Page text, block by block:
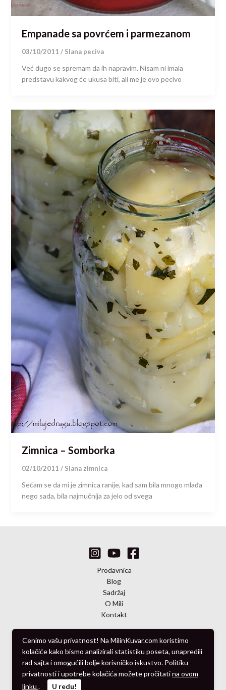
Cenimo vašu privatnost! Na MilinKuvar.com koristimo
kolačiće kako bismo analizirali statistiku poseta, unapredili
rad sajta i omogućili bolje korisničko iskustvo. Politiku
privatnosti i upotrebe kolačića možete pročitatina ovom
linku . U redu!
Empanade sa povrćem i parmezanom
03/10/2011 / Slana peciva
Već dugo se spremam da ih napravim. Nisam ni imala
predstavu kakvog će ukusa biti, ali me je ovo pecivo
Zimnica – Somborka
02/10/2011 / Slana zimnica
Sećam se da mi je zimnica ranije, kad sam bila mnogo mlađa
nego sada, bila najmučnija za jelo od svega
Prodavnica
Blog
Sadržaj
O Mili
Kontakt
© 2010 - 2026 Milin Kuvar